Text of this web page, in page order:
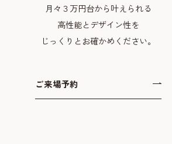
月々３万円台から叶えられる
高性能とデザイン性を
じっくりとお確かめください。
ご来場予約